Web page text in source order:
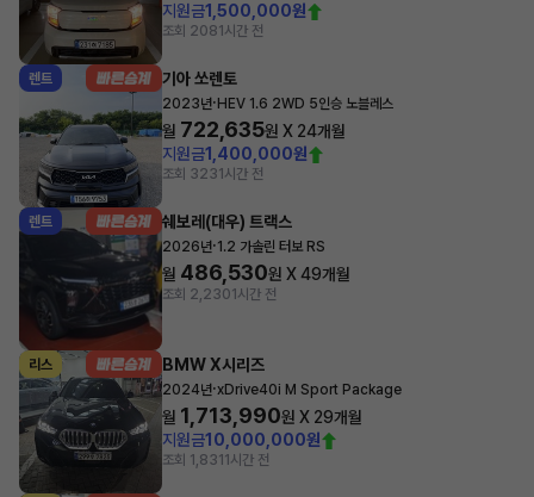
지원금1,500,000원
조회 2081시간 전
렌트 기아 쏘렌토
2023년· HEV 1.6 2WD 5인승 노블레스
월 722,635원 X 24개월
지원금1,400,000원
조회 3231시간 전
렌트 쉐보레(대우) 트랙스
2026년·1.2 가솔린 터보 RS
월 486,530원 X49개월
조회 2,2301시간 전
리스 BMW X시리즈
2024년·xDrive40i M Sport Package
월 1,713,990원 X 29개월
지원금10,000,000원
조회 1,831 1시간 전